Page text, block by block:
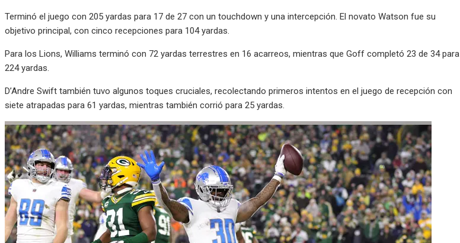
Terminó el juego con 205 yardas para 17 de 27 con un touchdown y una intercepción. El novato Watson fue su
objetivo principal, con cinco recepciones para 104 yardas.
Para los Lions, Williams terminó con 72 yardas terrestres en 16 acarreos, mientras que Goff completó 23 de 34 para
224 yardas.
D’Andre Swift también tuvo algunos toques cruciales, recolectando primeros intentos en el juego de recepción con
siete atrapadas para 61 yardas, mientras también corrió para 25 yardas.